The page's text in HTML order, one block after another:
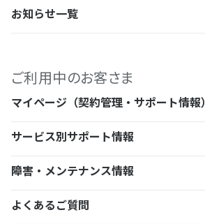
お知らせ一覧
ご利用中のお客さま
マイページ（契約管理・サポート情報）
サービス別サポート情報
障害・メンテナンス情報
よくあるご質問